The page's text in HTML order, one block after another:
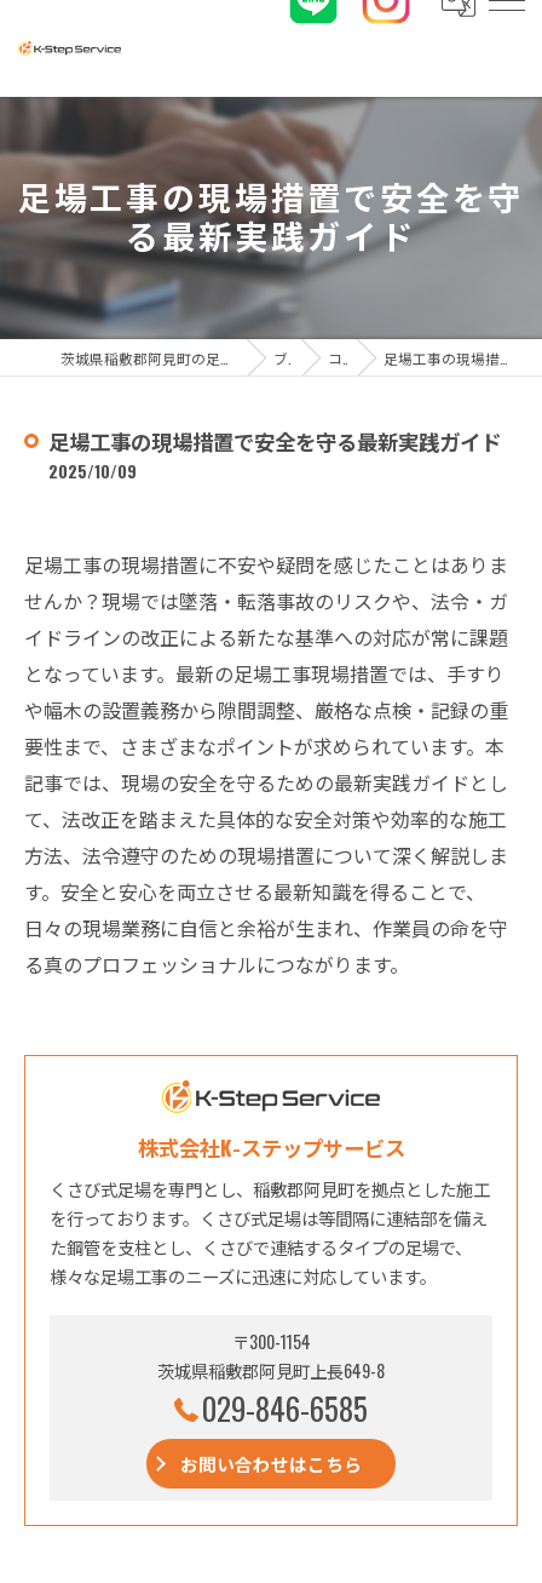
足場工事の現場措置で安全を守
る最新実践ガイド
ブログ コラム 足場工事の現場措置で安全を守る最新実践ガイド
足場工事の現場措置で安全を守る最新実践ガイド
2025/10/09
足場工事の現場措置に不安や疑問を感じたことはありま
せんか？現場では墜落・転落事故のリスクや、法令・ガ
イドラインの改正による新たな基準への対応が常に課題
となっています。最新の足場工事現場措置では、手すり
や幅木の設置義務から隙間調整、厳格な点検・記録の重
要性まで、さまざまなポイントが求められています。本
記事では、現場の安全を守るための最新実践ガイドとし
て、法改正を踏まえた具体的な安全対策や効率的な施工
方法、法令遵守のための現場措置について深く解説しま
す。安全と安心を両立させる最新知識を得ることで、
日々の現場業務に自信と余裕が生まれ、作業員の命を守
る真のプロフェッショナルにつながります。
株式会社K-ステップサービス
くさび式足場を専門とし、稲敷郡阿見町を拠点とした施工
を行っております。くさび式足場は等間隔に連結部を備え
た鋼管を支柱とし、くさびで連結するタイプの足場で、
様々な足場工事のニーズに迅速に対応しています。
〒300-1154
茨城県稲敷郡阿見町上長649-8
029-846-6585
お問い合わせはこちら